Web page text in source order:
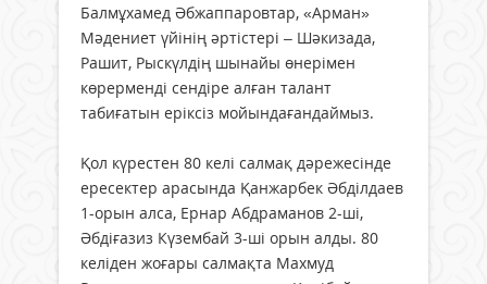
Балмұхамед Әбжаппаровтар, «Арман»
Мәдениет үйінің әртістері – Шәкизада,
Рашит, Рыскүлдің шынайы өнерімен
көрерменді сендіре алған талант
табиғатын еріксіз мойындағандаймыз.
Қол күрестен 80 келі салмақ дәрежесінде
ересектер арасында Қанжарбек Әбділдаев
1-орын алса, Ернар Абдраманов 2-ші,
Әбдіғазиз Күзембай 3-ші орын алды. 80
келіден жоғары салмақта Махмуд